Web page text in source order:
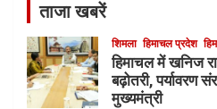
ताजा खबरें
शिमला हिमाचल प्रदेश
हिमाचल में खनिज
बढ़ोतरी, पर्यावरण
मुख्यमंत्री